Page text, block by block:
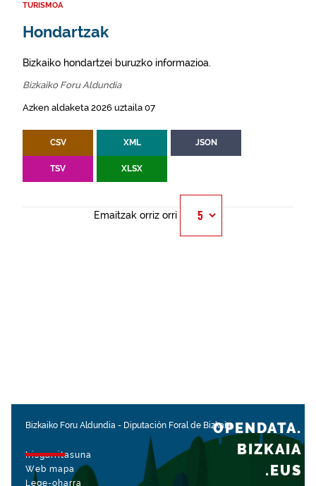
TURISMOA
Hondartzak
Bizkaiko hondartzei buruzko informazioa.
Bizkaiko Foru Aldundia
Azken aldaketa 2026 uztaila 07
CSV XML JSON
TSV XLSX
Emaitzak orriz orri
Bizkaiko Foru Aldundia - Diputación Foral de Bizkaia
Irisgarritasuna
Web mapa
Lege-oharra
OPENDATA.
BIZKAIA
.EUS